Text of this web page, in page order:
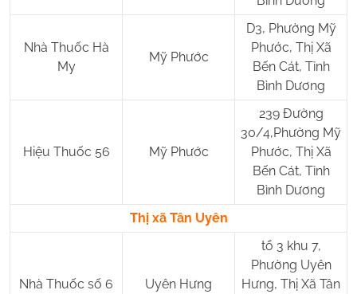
Nhà Thuốc Hà
My
Mỹ Phước
D3, Phường Mỹ
Phước, Thị Xã
Bến Cát, Tỉnh
Bình Dương
Hiệu Thuốc 56 Mỹ Phước
239 Đường
30/4,Phường Mỹ
Phước, Thị Xã
Bến Cát, Tỉnh
Bình Dương
Thị xã Tân Uyên
Nhà Thuốc số 6 Uyên Hưng
tổ 3 khu 7,
Phường Uyên
Hưng, Thị Xã Tân